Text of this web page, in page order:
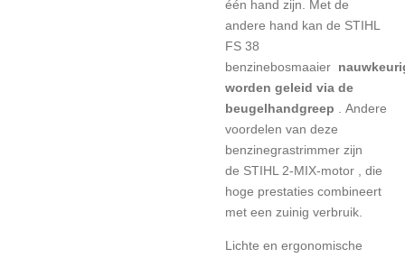
één hand zijn.
Met de
andere hand kan de STIHL
FS 38
benzinebosmaaier
worden geleid via de
beugelhandgreep
Andere
voordelen van deze
benzinegrastrimmer zijn
de STIHL 2-MIX-motor
, die
hoge prestaties combineert
met een zuinig verbruik.
Lichte en ergonomische